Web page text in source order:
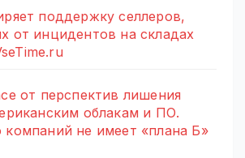
поддержку селлеров,
от инцидентов на складах
от перспектив лишения
облакам и ПО.
не имеет «плана Б»